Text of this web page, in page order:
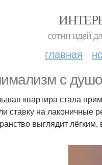
сотни идей
главная
с
квартира стала
ставку на лаконичные
выглядит